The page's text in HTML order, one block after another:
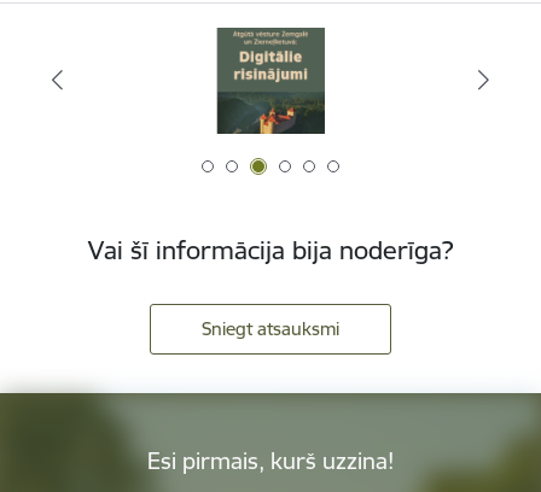
Vai šī informācija bija noderīga?
Sniegt atsauksmi
Esi pirmais, kurš uzzina!